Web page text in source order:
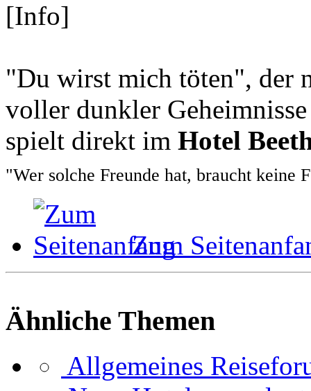
[Info]
"Du wirst mich töten", der
voller dunkler
spielt direkt im Hotel
"Wer solche Freunde hat, braucht keine
Zum
Ähnliche Themen
Allgemeines